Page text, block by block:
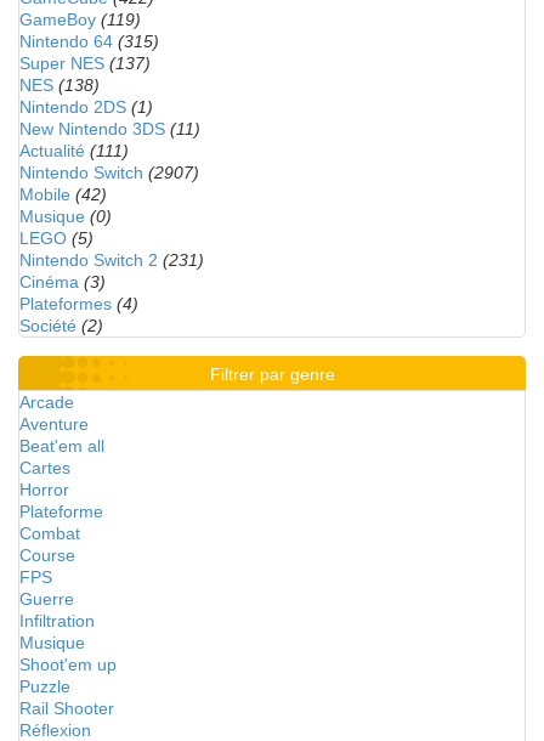
GameBoy (119)
Nintendo 64 (315)
Super NES (137)
NES (138)
Nintendo 2DS (1)
New Nintendo 3DS (11)
Actualité (111)
Nintendo Switch (2907)
Mobile (42)
Musique (0)
LEGO (5)
Nintendo Switch 2 (231)
Cinéma (3)
Plateformes (4)
Société (2)
Filtrer par genre
Arcade
Aventure
Beat'em all
Cartes
Horror
Plateforme
Combat
Course
FPS
Guerre
Infiltration
Musique
Shoot'em up
Puzzle
Rail Shooter
Réflexion